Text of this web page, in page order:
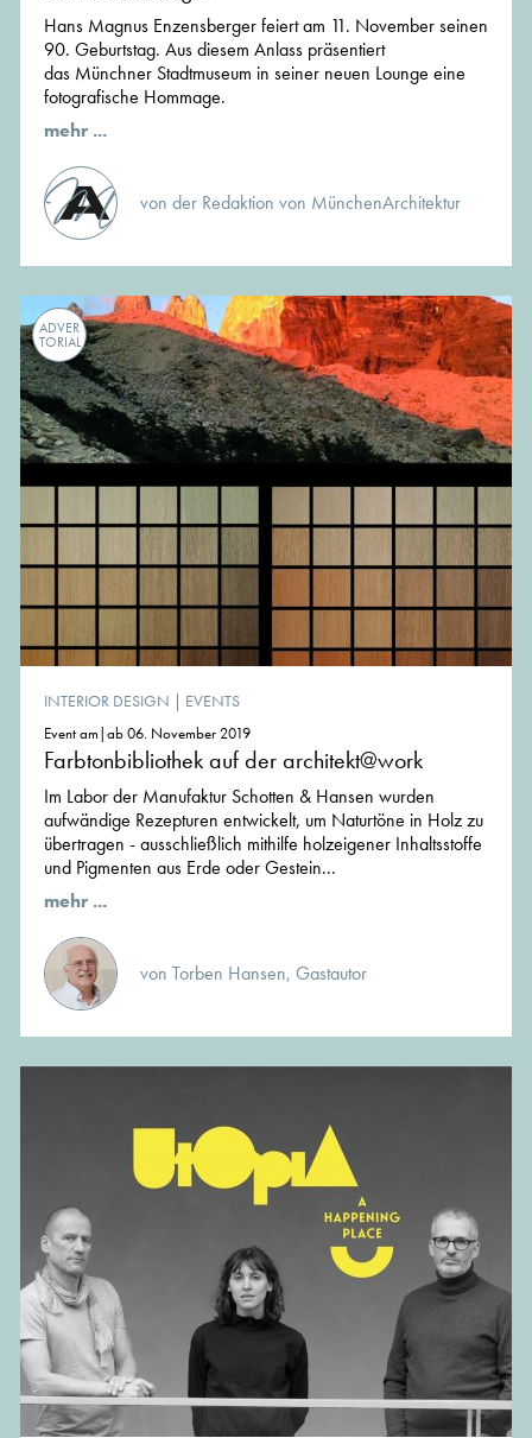
Hans Magnus Enzensberger feiert am 11. November seinen
90. Geburtstag. Aus diesem Anlass präsentiert
das Münchner Stadtmuseum in seiner neuen Lounge eine
fotografische Hommage.
mehr ...
von der Redaktion von MünchenArchitektur
ADVER
TORIAL
INTERIOR DESIGN | EVENTS
Event am|ab 06. November 2019
Farbtonbibliothek auf der architekt@work
Im Labor der Manufaktur Schotten & Hansen wurden
aufwändige Rezepturen entwickelt, um Naturtöne in Holz zu
übertragen - ausschließlich mithilfe holzeigener Inhaltsstoffe
und Pigmenten aus Erde oder Gestein...
mehr ...
von Torben Hansen, Gastautor